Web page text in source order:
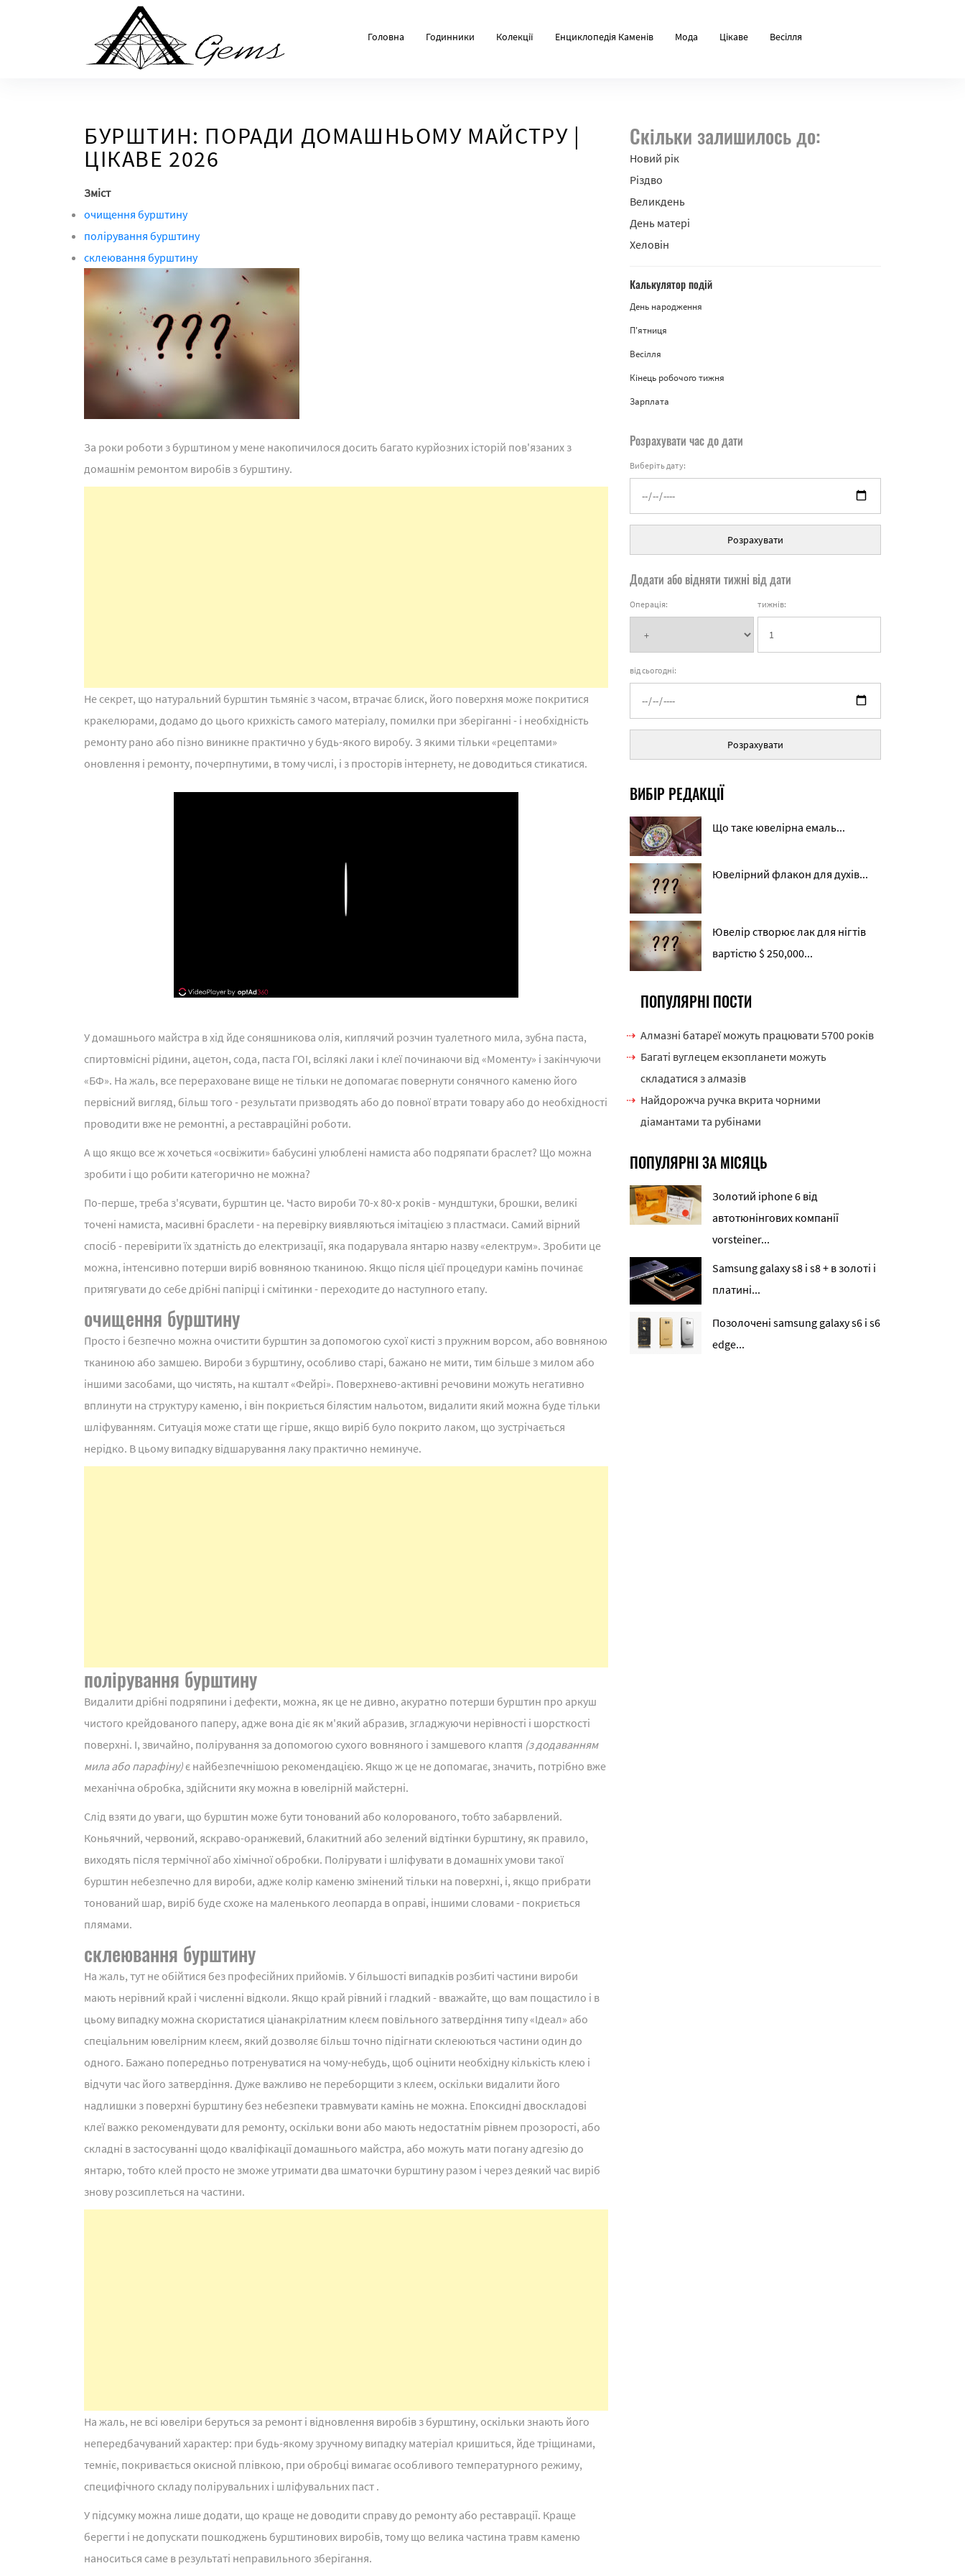
Головна Годинники Колекції Енциклопедія Каменів Мода Цікаве Весілля
БУРШТИН: ПОРАДИ ДОМАШНЬОМУ МАЙСТРУ |
ЦІКАВЕ 2026
Зміст
очищення бурштину
полірування бурштину
склеювання бурштину
За роки роботи з бурштином у мене накопичилося досить багато курйозних історій пов'язаних з
домашнім ремонтом виробів з бурштину.
Не секрет, що натуральний бурштин тьмяніє з часом, втрачає блиск, його поверхня може покритися
кракелюрами, додамо до цього крихкість самого матеріалу, помилки при зберіганні - і необхідність
ремонту рано або пізно виникне практично у будь-якого виробу. З якими тільки «рецептами»
оновлення і ремонту, почерпнутими, в тому числі, і з просторів інтернету, не доводиться стикатися.
У домашнього майстра в хід йде соняшникова олія, киплячий розчин туалетного мила, зубна паста,
спиртовмісні рідини, ацетон, сода, паста ГОІ, всілякі лаки і клеї починаючи від «Моменту» і закінчуючи
«БФ». На жаль, все перераховане вище не тільки не допомагає повернути сонячного каменю його
первісний вигляд, більш того - результати призводять або до повної втрати товару або до необхідності
проводити вже не ремонтні, а реставраційні роботи.
А що якщо все ж хочеться «освіжити» бабусині улюблені намиста або подряпати браслет? Що можна
зробити і що робити категорично не можна?
По-перше, треба з'ясувати, бурштин це. Часто вироби 70-х 80-х років - мундштуки, брошки, великі
точені намиста, масивні браслети - на перевірку виявляються імітацією з пластмаси. Самий вірний
спосіб - перевірити їх здатність до електризації, яка подарувала янтарю назву «електрум». Зробити це
можна, інтенсивно потерши виріб вовняною тканиною. Якщо після цієї процедури камінь починає
притягувати до себе дрібні папірці і смітинки - переходите до наступного етапу.
очищення бурштину
Просто і безпечно можна очистити бурштин за допомогою сухої кисті з пружним ворсом, або вовняною
тканиною або замшею. Вироби з бурштину, особливо старі, бажано не мити, тим більше з милом або
іншими засобами, що чистять, на кшталт «Фейрі». Поверхнево-активні речовини можуть негативно
вплинути на структуру каменю, і він покриється білястим нальотом, видалити який можна буде тільки
шліфуванням. Ситуація може стати ще гірше, якщо виріб було покрито лаком, що зустрічається
нерідко. В цьому випадку відшарування лаку практично неминуче.
полірування бурштину
Видалити дрібні подряпини і дефекти, можна, як це не дивно, акуратно потерши бурштин про аркуш
чистого крейдованого паперу, адже вона діє як м'який абразив, згладжуючи нерівності і шорсткості
поверхні. І, звичайно, полірування за допомогою сухого вовняного і замшевого клаптя (з додаванням
мила або парафіну)є найбезпечнішою рекомендацією. Якщо ж це не допомагає, значить, потрібно вже
механічна обробка, здійснити яку можна в ювелірній майстерні.
Слід взяти до уваги, що бурштин може бути тонований або колорованого, тобто забарвлений.
Коньячний, червоний, яскраво-оранжевий, блакитний або зелений відтінки бурштину, як правило,
виходять після термічної або хімічної обробки. Полірувати і шліфувати в домашніх умови такої
бурштин небезпечно для вироби, адже колір каменю змінений тільки на поверхні, і, якщо прибрати
тонований шар, виріб буде схоже на маленького леопарда в оправі, іншими словами - покриється
плямами.
склеювання бурштину
На жаль, тут не обійтися без професійних прийомів. У більшості випадків розбиті частини вироби
мають нерівний край і численні відколи. Якщо край рівний і гладкий - вважайте, що вам пощастило і в
цьому випадку можна скористатися ціанакрілатним клеєм повільного затвердіння типу «Ідеал» або
спеціальним ювелірним клеєм, який дозволяє більш точно підігнати склеюються частини один до
одного. Бажано попередньо потренуватися на чому-небудь, щоб оцінити необхідну кількість клею і
відчути час його затвердіння. Дуже важливо не переборщити з клеєм, оскільки видалити його
надлишки з поверхні бурштину без небезпеки травмувати камінь не можна. Епоксидні двоскладові
клеї важко рекомендувати для ремонту, оскільки вони або мають недостатнім рівнем прозорості, або
складні в застосуванні щодо кваліфікації домашнього майстра, або можуть мати погану адгезію до
янтарю, тобто клей просто не зможе утримати два шматочки бурштину разом і через деякий час виріб
знову розсиплеться на частини.
На жаль, не всі ювеліри беруться за ремонт і відновлення виробів з бурштину, оскільки знають його
непередбачуваний характер: при будь-якому зручному випадку матеріал кришиться, йде тріщинами,
темніє, покривається окисной плівкою, при обробці вимагає особливого температурного режиму,
специфічного складу полірувальних і шліфувальних паст .
У підсумку можна лише додати, що краще не доводити справу до ремонту або реставрації. Краще
берегти і не допускати пошкоджень бурштинових виробів, тому що велика частина травм каменю
наноситься саме в результаті неправильного зберігання.
Скільки залишилось до:
Новий рік
Різдво
Великдень
День матері
Хеловін
Калькулятор подій
День народження
П'ятниця
Весілля
Кінець робочого тижня
Зарплата
Розрахувати час до дати
Виберіть дату:
Розрахувати
Додати або відняти тижні від дати
Операція: тижнів:
від сьогодні:
Розрахувати
ВИБІР РЕДАКЦІЇ
Що таке ювелірна емаль...
Ювелірний флакон для духів...
Ювелір створює лак для нігтів
вартістю $ 250,000...
ПОПУЛЯРНІ ПОСТИ
Алмазні батареї можуть працювати 5700 років
Багаті вуглецем екзопланети можуть
складатися з алмазів
Найдорожча ручка вкрита чорними
діамантами та рубінами
ПОПУЛЯРНІ ЗА МІСЯЦЬ
Золотий iphone 6 від
автотюнінгових компанії
vorsteiner...
Samsung galaxy s8 і s8 + в золоті і
платині...
Позолочені samsung galaxy s6 і s6
edge...